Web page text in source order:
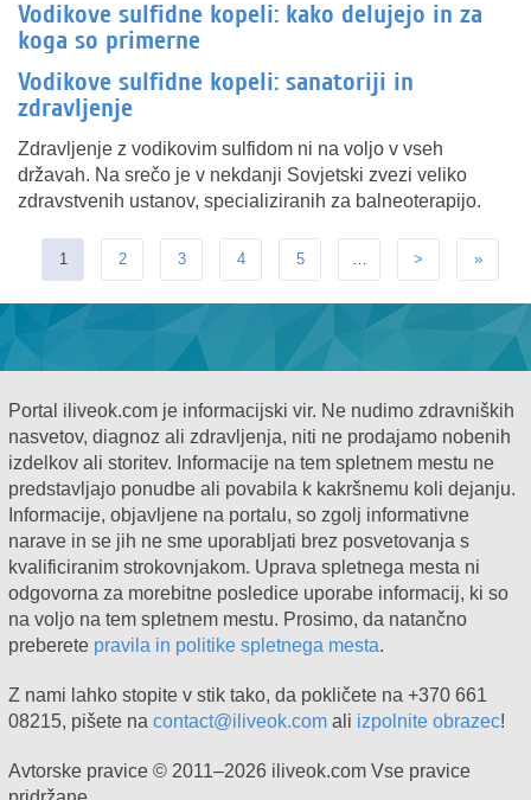
Vodikove sulfidne kopeli: kako delujejo in za
koga so primerne
Vodikove sulfidne kopeli: sanatoriji in
zdravljenje
Zdravljenje z vodikovim sulfidom ni na voljo v vseh
državah. Na srečo je v nekdanji Sovjetski zvezi veliko
zdravstvenih ustanov, specializiranih za balneoterapijo.
1 2 3 4 5 … > »
Portal iliveok.com je informacijski vir. Ne nudimo zdravniških
nasvetov, diagnoz ali zdravljenja, niti ne prodajamo nobenih
izdelkov ali storitev. Informacije na tem spletnem mestu ne
predstavljajo ponudbe ali povabila k kakršnemu koli dejanju.
Informacije, objavljene na portalu, so zgolj informativne
narave in se jih ne sme uporabljati brez posvetovanja s
kvalificiranim strokovnjakom. Uprava spletnega mesta ni
odgovorna za morebitne posledice uporabe informacij, ki so
na voljo na tem spletnem mestu. Prosimo, da natančno
preberete pravila in politike spletnega mesta.
Z nami lahko stopite v stik tako, da pokličete na +370 661
08215, pišete na contact@iliveok.com ali izpolnite obrazec!
Avtorske pravice © 2011–2026 iliveok.com Vse pravice